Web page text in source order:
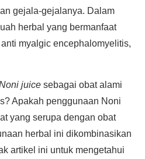
gejala-gejalanya. Dalam
herbal yang bermanfaat
myalgic encephalomyelitis,
juice sebagai obat alami
Apakah penggunaan Noni
yang serupa dengan obat
herbal ini dikombinasikan
artikel ini untuk mengetahui